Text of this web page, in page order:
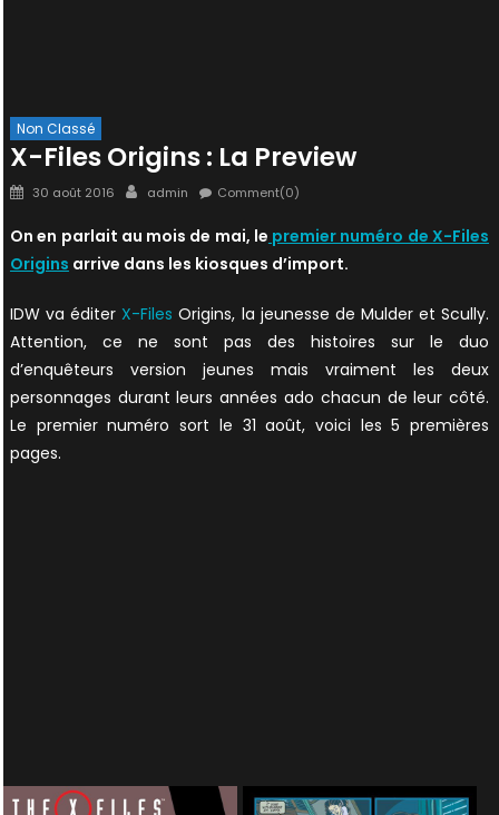
Non Classé
X-Files Origins : La Preview
Posted
30 août 2016 Author
admin Comment(0)
On en parlait au mois de mai, le premier numéro de X-Files
Origins arrive dans les kiosques d’import.
IDW va éditer X-Files Origins, la jeunesse de Mulder et Scully.
Attention, ce ne sont pas des histoires sur le duo
d’enquêteurs version jeunes mais vraiment les deux
personnages durant leurs années ado chacun de leur côté.
Le premier numéro sort le 31 août, voici les 5 premières
pages.